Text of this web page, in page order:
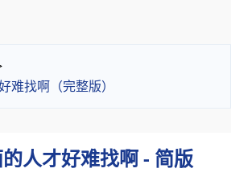
难找啊（完整版）
人才好难找啊 - 简版